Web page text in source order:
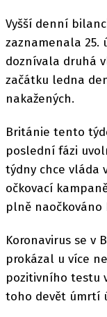
Vyšší denní
zaznamenala 25.
doznívala druhá
začátku ledna
nakažených.
Británie tento
poslední fázi
týdny chce vláda
očkovací
plně naočkováno
Koronavirus se v
prokázal u více
pozitivního testu
toho devět úmrtí